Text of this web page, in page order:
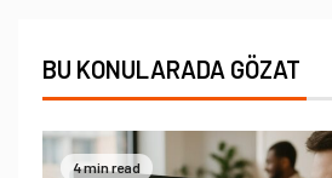
BU KONULARADA GÖZAT
4 min read